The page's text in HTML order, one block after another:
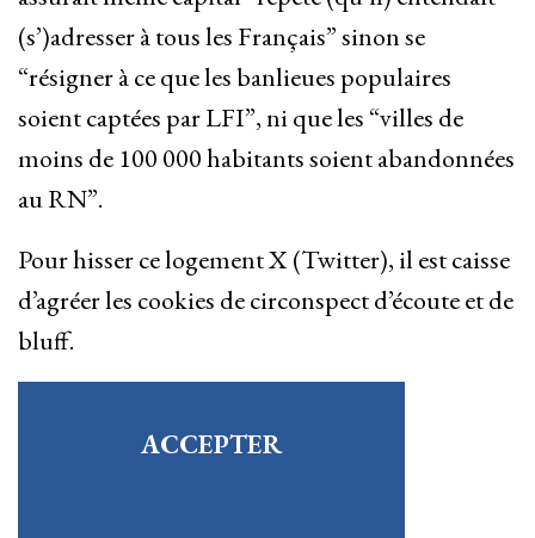
(s’)adresser à tous les Français” sinon se
“résigner à ce que les banlieues populaires
soient captées par LFI”, ni que les “villes de
moins de 100 000 habitants soient abandonnées
au RN”.
Pour hisser ce logement X (Twitter), il est caisse
d’agréer les cookies de circonspect d’écoute et de
bluff.
ACCEPTER